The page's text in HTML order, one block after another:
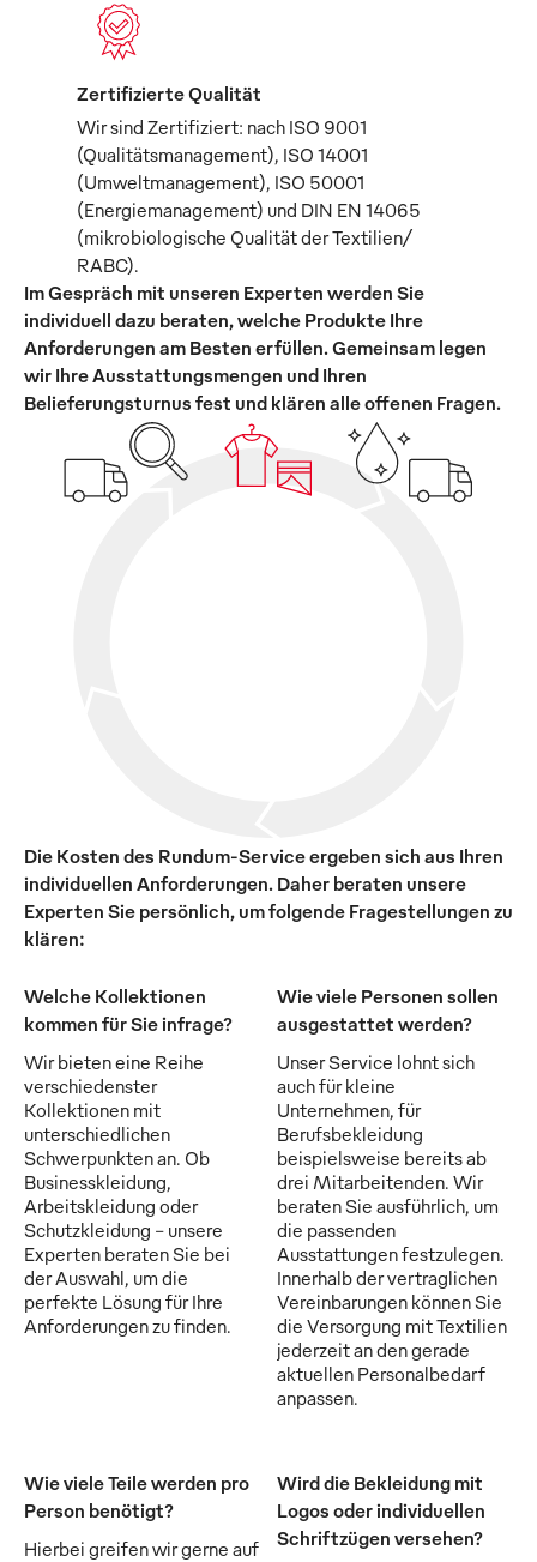
Zertifizierte Qualität
Wir sind Zertifiziert: nach ISO 9001
(Qualitätsmanagement), ISO 14001
(Umweltmanagement), ISO 50001
(Energiemanagement) und DIN EN 14065
(mikrobiologische Qualität der Textilien/
RABC).
Im Gespräch mit unseren Experten werden Sie
individuell dazu beraten, welche Produkte Ihre
Anforderungen am Besten erfüllen. Gemeinsam legen
wir Ihre Ausstattungsmengen und Ihren
Belieferungsturnus fest und klären alle offenen Fragen.
Die Kosten des Rundum-Service ergeben sich aus Ihren
individuellen Anforderungen. Daher beraten unsere
Experten Sie persönlich, um folgende Fragestellungen zu
klären:
Welche Kollektionen
kommen für Sie infrage?
Wir bieten eine Reihe
verschiedenster
Kollektionen mit
unterschiedlichen
Schwerpunkten an. Ob
Businesskleidung,
Arbeitskleidung oder
Schutzkleidung - unsere
Experten beraten Sie bei
der Auswahl, um die
perfekte Lösung für Ihre
Anforderungen zu finden.
Wie viele Personen sollen
ausgestattet werden?
Unser Service lohnt sich
auch für kleine
Unternehmen, für
Berufsbekleidung
beispielsweise bereits ab
drei Mitarbeitenden. Wir
beraten Sie ausführlich, um
die passenden
Ausstattungen festzulegen.
Innerhalb der vertraglichen
Vereinbarungen können Sie
die Versorgung mit Textilien
jederzeit an den gerade
aktuellen Personalbedarf
anpassen.
Wie viele Teile werden pro
Person benötigt?
Hierbei greifen wir gerne auf
Wird die Bekleidung mit
Logos oder individuellen
Schriftzügen versehen?